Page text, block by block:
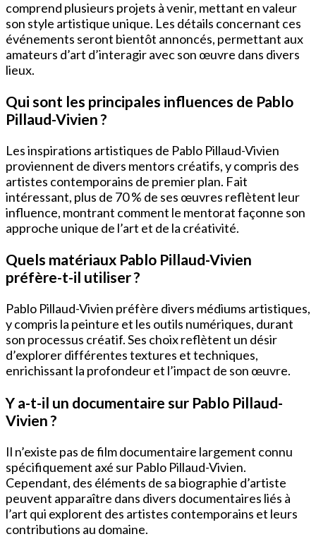
comprend plusieurs projets à venir, mettant en valeur
son style artistique unique. Les détails concernant ces
événements seront bientôt annoncés, permettant aux
amateurs d’art d’interagir avec son œuvre dans divers
lieux.
Qui sont les principales influences de Pablo
Pillaud-Vivien ?
Les inspirations artistiques de Pablo Pillaud-Vivien
proviennent de divers mentors créatifs, y compris des
artistes contemporains de premier plan. Fait
intéressant, plus de 70 % de ses œuvres reflètent leur
influence, montrant comment le mentorat façonne son
approche unique de l’art et de la créativité.
Quels matériaux Pablo Pillaud-Vivien
préfère-t-il utiliser ?
Pablo Pillaud-Vivien préfère divers médiums artistiques,
y compris la peinture et les outils numériques, durant
son processus créatif. Ses choix reflètent un désir
d’explorer différentes textures et techniques,
enrichissant la profondeur et l’impact de son œuvre.
Y a-t-il un documentaire sur Pablo Pillaud-
Vivien ?
Il n’existe pas de film documentaire largement connu
spécifiquement axé sur Pablo Pillaud-Vivien.
Cependant, des éléments de sa biographie d’artiste
peuvent apparaître dans divers documentaires liés à
l’art qui explorent des artistes contemporains et leurs
contributions au domaine.